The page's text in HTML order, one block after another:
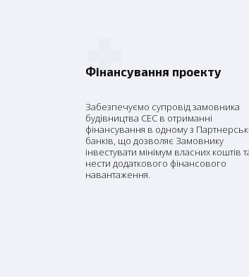
+
Фінансування проекту
Забезпечуємо супровід замовника
будівництва СЕС в отриманні
фінансування в одному з
банків, що дозволяє Замовнику
інвестувати мінімум власних коштів
нести додаткового фінансового
навантаження.